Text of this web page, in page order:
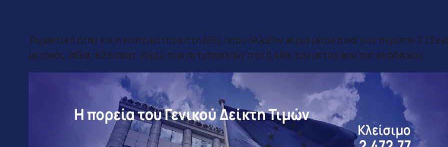
Σημαντική ήταν και η κινητικότητα στη ΔΕΗ, όπου άλλαξαν χέρια μέσω πακέτων περίπου 2,73
μετοχές, αξίας 62,6 εκατ. ευρώ, που αντιστοιχούν στο 0,45% του μετοχικού της κεφαλαίου.